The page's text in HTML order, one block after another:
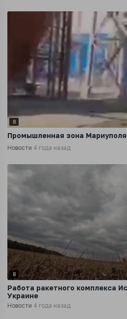
8
Промышленная зона Мариуполя
Новости 4 года назад
8
Работа ракетного комплекса
Украине
Новости 4 года назад